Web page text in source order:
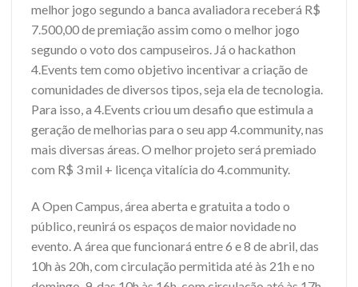
melhor jogo segundo a banca avaliadora receberá R$
7.500,00 de premiação assim como o melhor jogo
segundo o voto dos campuseiros. Já o hackathon
4.Events tem como objetivo incentivar a criação de
comunidades de diversos tipos, seja ela de tecnologia.
Para isso, a 4.Events criou um desafio que estimula a
geração de melhorias para o seu app 4.community, nas
mais diversas áreas. O melhor projeto será premiado
com R$ 3 mil + licença vitalícia do 4.community.
A Open Campus, área aberta e gratuita a todo o
público, reunirá os espaços de maior novidade no
evento. A área que funcionará entre 6 e 8 de abril, das
10h às 20h, com circulação permitida até às 21h e no